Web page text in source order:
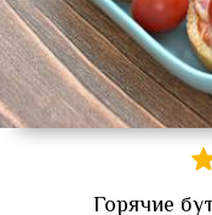
Горячие